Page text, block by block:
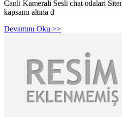
Canli Kamerali Sesli chat odalari
kapsamı altına d
Devamını Oku >>